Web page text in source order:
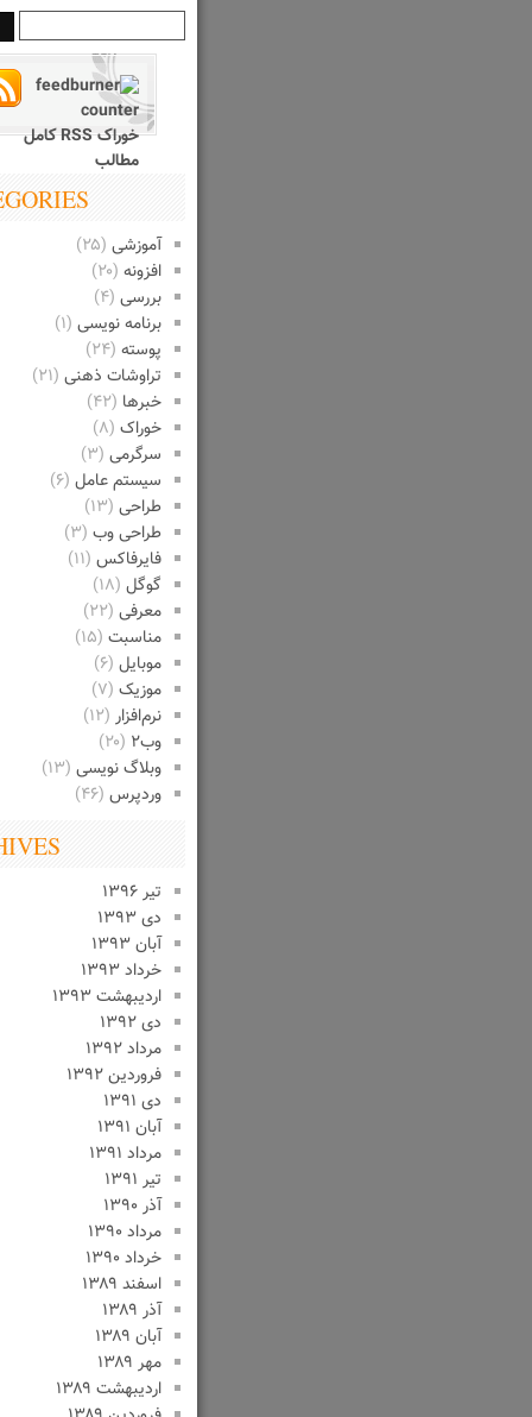
خوراک RSS کامل
مطالب
آموزشی (۲۵)
افزونه (۲۰)
بررسی (۴)
برنامه نویسی (۱)
پوسته (۲۴)
تراوشات ذهنی (۲۱)
خبرها (۴۲)
خوراک (۸)
سرگرمی (۳)
سیستم عامل (۶)
طراحی (۱۳)
طراحی وب (۳)
فایرفاکس (۱۱)
گوگل (۱۸)
معرفی (۲۲)
مناسبت (۱۵)
موبایل (۶)
موزیک (۷)
نرم‌افزار (۱۲)
وب۲ (۲۰)
وبلاگ نویسی (۱۳)
وردپرس (۴۶)
تیر ۱۳۹۶
دی ۱۳۹۳
آبان ۱۳۹۳
خرداد ۱۳۹۳
اردیبهشت ۱۳۹۳
دی ۱۳۹۲
مرداد ۱۳۹۲
فروردین ۱۳۹۲
دی ۱۳۹۱
آبان ۱۳۹۱
مرداد ۱۳۹۱
تیر ۱۳۹۱
آذر ۱۳۹۰
مرداد ۱۳۹۰
خرداد ۱۳۹۰
اسفند ۱۳۸۹
آذر ۱۳۸۹
آبان ۱۳۸۹
مهر ۱۳۸۹
اردیبهشت ۱۳۸۹